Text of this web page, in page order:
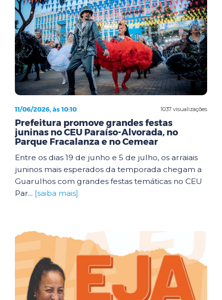
1037 visualizações
11/06/2026, às 10:10
Prefeitura promove grandes festas
juninas no CEU Paraíso-Alvorada, no
Parque Fracalanza e no Cemear
Entre os dias 19 de junho e 5 de julho, os arraiais
juninos mais esperados da temporada chegam a
Guarulhos com grandes festas temáticas no CEU
Par... [saiba mais]